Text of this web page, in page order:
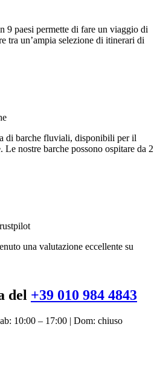
9 paesi permette di fare un viaggio di
tra un’ampia selezione di itinerari di
di barche fluviali, disponibili per il
nostre barche possono ospitare da 2
una valutazione eccellente su
del +39 010 984 4843
10:00 – 17:00 | Dom: chiuso